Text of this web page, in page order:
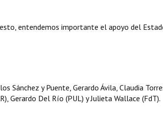
entendemos importante el apoyo del
Sánchez y Puente, Gerardo Ávila, Claudia
Gerardo Del Río (PUL) y Julieta Wallace (FdT).